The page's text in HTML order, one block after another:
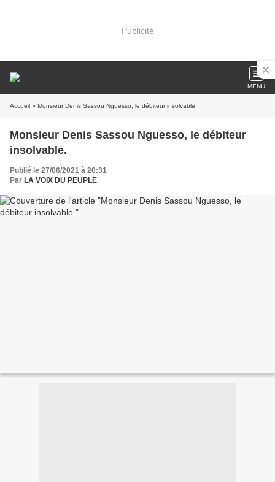
Publicité
MENU
Accueil » Monsieur Denis Sassou Nguesso, le débiteur insolvable.
Monsieur Denis Sassou Nguesso, le débiteur
insolvable.
Publié le 27/06/2021 à 20:31
Par LA VOIX DU PEUPLE